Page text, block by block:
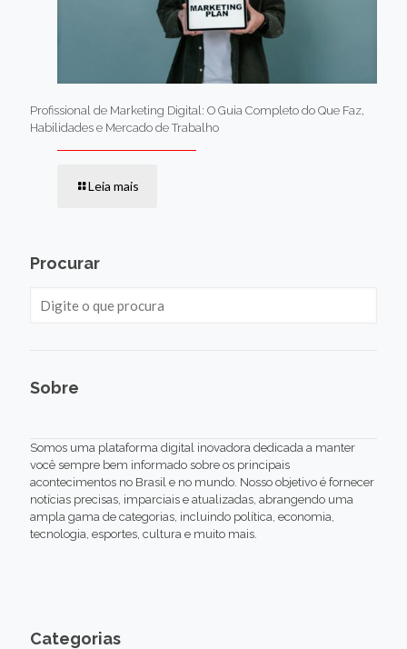
Profissional de Marketing Digital: O Guia Completo do Que Faz,
Habilidades e Mercado de Trabalho
Leia mais
Procurar
Sobre
Somos uma plataforma digital inovadora dedicada a manter
você sempre bem informado sobre os principais
acontecimentos no Brasil e no mundo. Nosso objetivo é fornecer
notícias precisas, imparciais e atualizadas, abrangendo uma
ampla gama de categorias, incluindo política, economia,
tecnologia, esportes, cultura e muito mais.
Categorias